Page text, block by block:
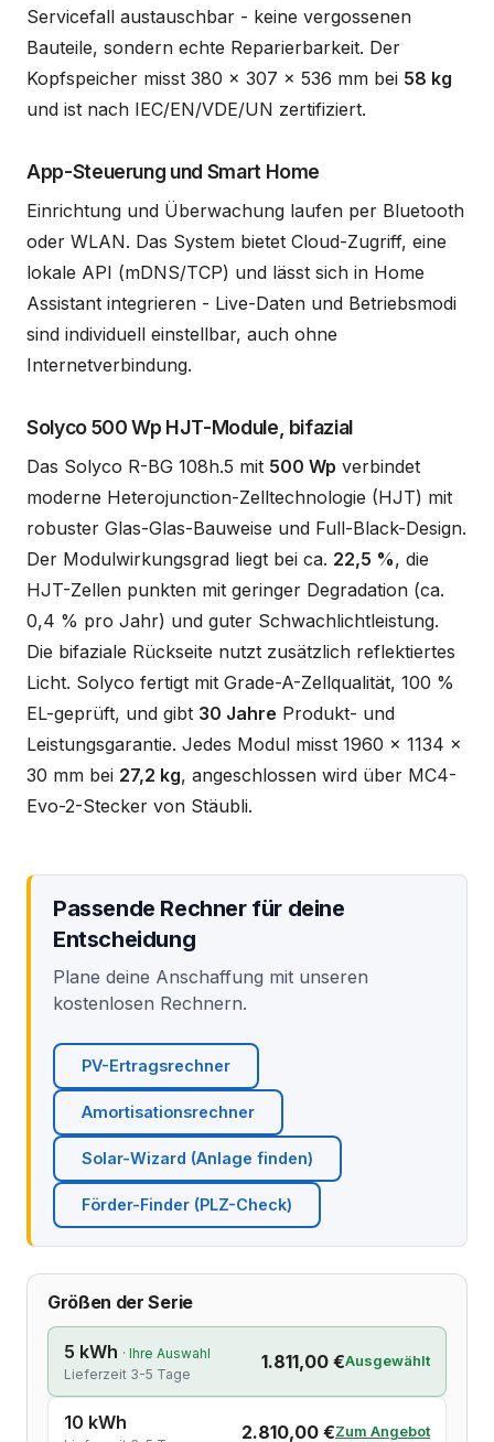
Servicefall austauschbar - keine vergossenen
Bauteile, sondern echte Reparierbarkeit. Der
Kopfspeicher misst 380 x 307 x 536 mm bei 58 kg
und ist nach IEC/EN/VDE/UN zertifiziert.
App-Steuerung und Smart Home
Einrichtung und Überwachung laufen per Bluetooth
oder WLAN. Das System bietet Cloud-Zugriff, eine
lokale API (mDNS/TCP) und lässt sich in Home
Assistant integrieren - Live-Daten und Betriebsmodi
sind individuell einstellbar, auch ohne
Internetverbindung.
Solyco 500 Wp HJT-Module, bifazial
Das Solyco R-BG 108h.5 mit 500 Wp verbindet
moderne Heterojunction-Zelltechnologie (HJT) mit
robuster Glas-Glas-Bauweise und Full-Black-Design.
Der Modulwirkungsgrad liegt bei ca. 22,5 %, die
HJT-Zellen punkten mit geringer Degradation (ca.
0,4 % pro Jahr) und guter Schwachlichtleistung.
Die bifaziale Rückseite nutzt zusätzlich reflektiertes
Licht. Solyco fertigt mit Grade-A-Zellqualität, 100 %
EL-geprüft, und gibt 30 Jahre Produkt- und
Leistungsgarantie. Jedes Modul misst 1960 x 1134 x
30 mm bei 27,2 kg, angeschlossen wird über MC4-
Evo-2-Stecker von Stäubli.
Passende Rechner für deine
Entscheidung
Plane deine Anschaffung mit unseren
kostenlosen Rechnern.
PV-Ertragsrechner
Amortisationsrechner
Solar-Wizard (Anlage finden)
Förder-Finder (PLZ-Check)
Größen der Serie
5 kWh · Ihre Auswahl
Lieferzeit 3-5 Tage
1.811,00 €Ausgewählt
10 kWh 2.810,00 €Zum Angebot